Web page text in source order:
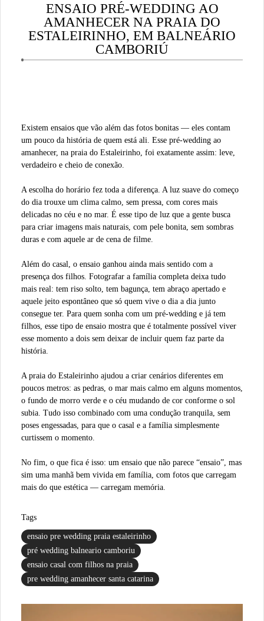
ENSAIO PRÉ-WEDDING AO
AMANHECER NA PRAIA DO
ESTALEIRINHO, EM BALNEÁRIO
CAMBORIÚ
Existem ensaios que vão além das fotos bonitas — eles contam
um pouco da história de quem está ali. Esse pré-wedding ao
amanhecer, na praia do Estaleirinho, foi exatamente assim: leve,
verdadeiro e cheio de conexão.
A escolha do horário fez toda a diferença. A luz suave do começo
do dia trouxe um clima calmo, sem pressa, com cores mais
delicadas no céu e no mar. É esse tipo de luz que a gente busca
para criar imagens mais naturais, com pele bonita, sem sombras
duras e com aquele ar de cena de filme.
Além do casal, o ensaio ganhou ainda mais sentido com a
presença dos filhos. Fotografar a família completa deixa tudo
mais real: tem riso solto, tem bagunça, tem abraço apertado e
aquele jeito espontâneo que só quem vive o dia a dia junto
consegue ter. Para quem sonha com um pré-wedding e já tem
filhos, esse tipo de ensaio mostra que é totalmente possível viver
esse momento a dois sem deixar de incluir quem faz parte da
história.
A praia do Estaleirinho ajudou a criar cenários diferentes em
poucos metros: as pedras, o mar mais calmo em alguns momentos,
o fundo de morro verde e o céu mudando de cor conforme o sol
subia. Tudo isso combinado com uma condução tranquila, sem
poses engessadas, para que o casal e a família simplesmente
curtissem o momento.
No fim, o que fica é isso: um ensaio que não parece “ensaio”, mas
sim uma manhã bem vivida em família, com fotos que carregam
mais do que estética — carregam memória.
Tags
ensaio pre wedding praia estaleirinho
pré wedding balneario camboriu
ensaio casal com filhos na praia
pre wedding amanhecer santa catarina